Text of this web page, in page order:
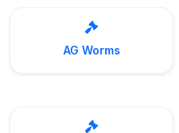
AG Worms